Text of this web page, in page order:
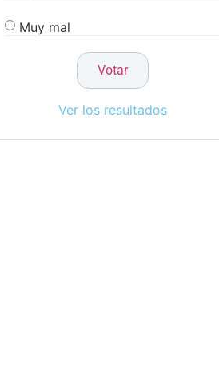
Muy mal
Ver los resultados